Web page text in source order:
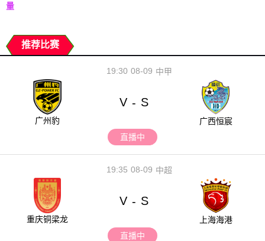
量
推荐比赛
08-09
19:30 中甲
广州豹
V - S
广西恒宸
直播中
08-09
19:35 中超
重庆铜梁龙
V - S
上海海港
直播中